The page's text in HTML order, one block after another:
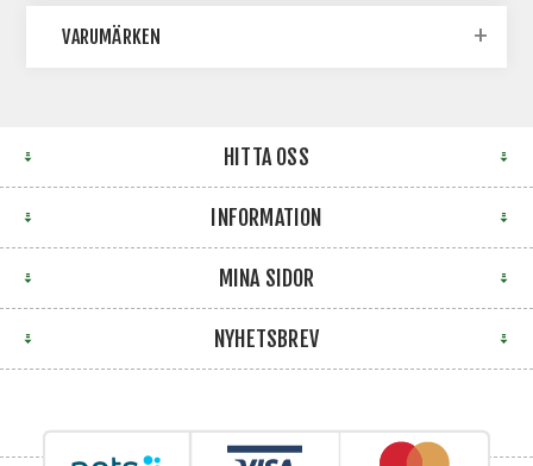
VARUMÄRKEN
HITTA OSS
INFORMATION
MINA SIDOR
NYHETSBREV